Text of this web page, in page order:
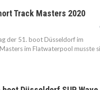
Track Masters 2020
der 51. boot Düsseldorf im
im Flatwaterpool musste